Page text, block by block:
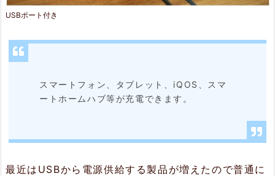
USBポート付き
スマートフォン、タブレット、iQOS、スマ
ートホームハブ等が充電できます。
最近はUSBから電源供給する製品が増えたので普通に